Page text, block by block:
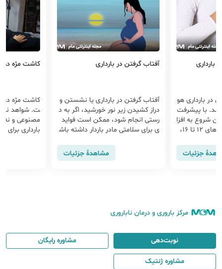
در ﺑﺎرداری هو
با پیشرفت
شروع به افزا
یش می‌کند. بین هفته‌های ۱۲ تا ۱۶،
جزئیات
آفتاب گرفتن در بارداری
آفتاب گرفتن در بارداری یا نشستن و
دراز کشیدن زیر نور خورشید، اگر به د
رستی انجام شود، ممکن است فواید
ی برای سلامتی مادر باردار داشته باش
بارداری معمولاً در ساعات اولیه صبح ی
ا اواخر بعدازظهر است.
مشاهدهٔ جزئیات
کاشت مژه در
ت. شواهد
مصنوعی و
ﺑﺎرداری
مرکز باروری و درمان ناباروری
نوبت‌دهی مشاوره رایگان
مشاوره ژنتیک